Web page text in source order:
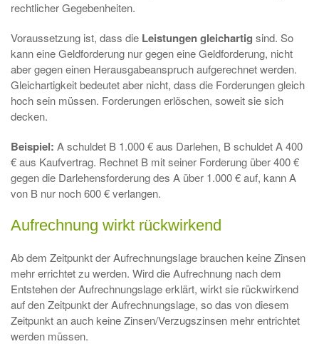
rechtlicher Gegebenheiten.
Voraussetzung ist, dass die Leistungen gleichartig sind. So
kann eine Geldforderung nur gegen eine Geldforderung, nicht
aber gegen einen Herausgabeanspruch aufgerechnet werden.
Gleichartigkeit bedeutet aber nicht, dass die Forderungen gleich
hoch sein müssen. Forderungen erlöschen, soweit sie sich
decken.
Beispiel: A schuldet B 1.000 € aus Darlehen, B schuldet A 400
€ aus Kaufvertrag. Rechnet B mit seiner Forderung über 400 €
gegen die Darlehensforderung des A über 1.000 € auf, kann A
von B nur noch 600 € verlangen.
Aufrechnung wirkt rückwirkend
Ab dem Zeitpunkt der Aufrechnungslage brauchen keine Zinsen
mehr errichtet zu werden. Wird die Aufrechnung nach dem
Entstehen der Aufrechnungslage erklärt, wirkt sie rückwirkend
auf den Zeitpunkt der Aufrechnungslage, so das von diesem
Zeitpunkt an auch keine Zinsen/Verzugszinsen mehr entrichtet
werden müssen.